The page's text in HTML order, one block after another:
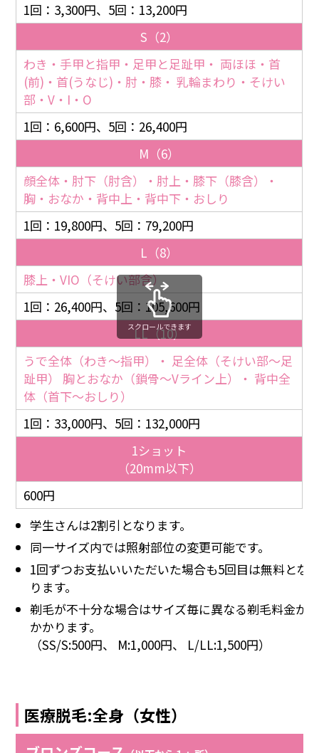
1回：3,300円、5回：13,200円
S（2）
わき・手甲と指甲・足甲と足趾甲・ 両ほほ・首
(前)・首(うなじ)・肘・膝・ 乳輪まわり・そけい
部・V・I・O
1回：6,600円、5回：26,400円
M（6）
顔全体・肘下（肘含）・肘上・膝下（膝含）・
胸・おなか・背中上・背中下・おしり
1回：19,800円、5回：79,200円
L（8）
膝上・VIO（そけい部含）
1回：26,400円、5回：105,600円
LL（10）
うで全体（わき〜指甲）・ 足全体（そけい部〜足
趾甲） 胸とおなか（鎖骨〜Vライン上）・ 背中全
体（首下〜おしり）
1回：33,000円、5回：132,000円
1ショット
（20mm以下）
600円
学生さんは2割引となります。
同一サイズ内では照射部位の変更可能です。
1回ずつお支払いいただいた場合も5回目は無料とな
ります。
剃毛が不十分な場合はサイズ毎に異なる剃毛料金が
かかります。
（SS/S:500円、 M:1,000円、 L/LL:1,500円）
スクロールできます
医療脱毛:全身（女性）